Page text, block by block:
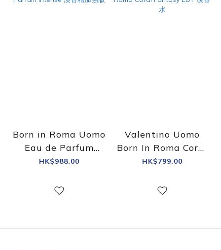
Born in Roma Uomo
Eau de Parfum
Intense 淡香精加強版
HK$988.00
Valentino Uomo
Born In Roma Coral
Fantasy EDT 淡香水
HK$799.00